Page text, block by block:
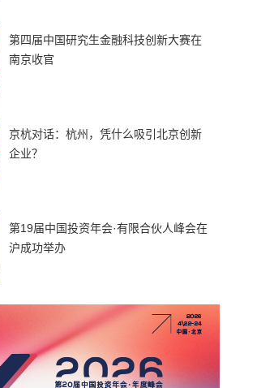
第四届中国研究生金融科技创新大赛在
南京收官
京杭对话：杭州，凭什么吸引北京创新
企业？
第19届中国投资年会·有限合伙人峰会在
沪成功举办